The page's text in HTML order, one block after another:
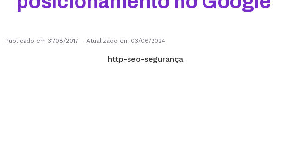
Publicado em 31/08/2017 – Atualizado em 03/06/2024